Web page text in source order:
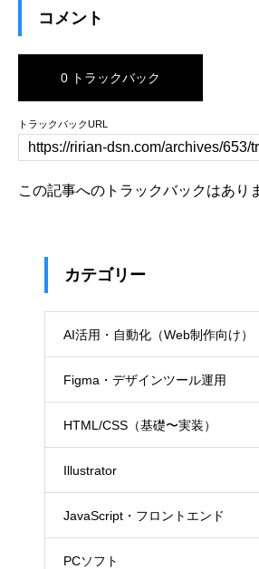
コメント
0 トラックバック
トラックバックURL
この記事へのトラックバックはあり
カテゴリー
AI活用・自動化（Web制作向け）
Figma・デザインツール運用
HTML/CSS（基礎〜実装）
Illustrator
JavaScript・フロントエンド
PCソフト